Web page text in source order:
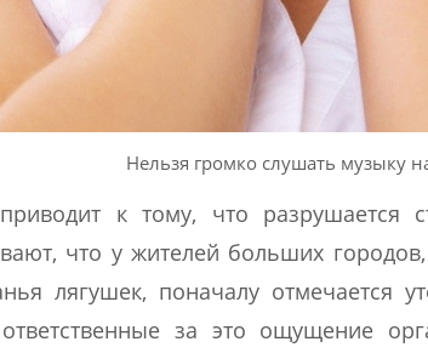
Нельзя громко слушать музыку
к тому, что разрушается
что у жителей больших
лягушек, поначалу отмечается
ответственные за это ощущение